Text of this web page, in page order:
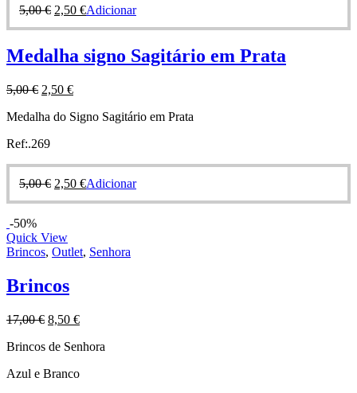
5,00€ 2,50 €Adicionar
Medalha signo Sagitário em Prata
5,00€ 2,50 €
Medalha do Signo Sagitário em Prata
Ref:.269
5,00€ 2,50 €Adicionar
-50%
Quick View
Brincos, Outlet, Senhora
Brincos
17,00€ 8,50 €
Brincos de Senhora
Azul e Branco